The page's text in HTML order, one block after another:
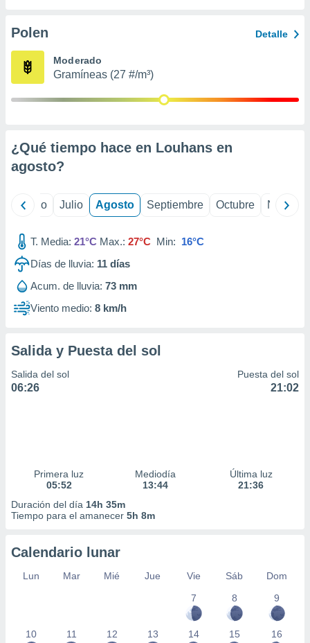
e
mediante
publicidad
publicidad
de
Polen Detalle
Moderado
Gramíneas (27 #/m³)
¿Qué tiempo hace en Louhans en
agosto?
Junio Julio Agosto Septiembre Octubre
T. Media: 21°C Max.: 27°C Min: 16°C
Días de lluvia: 11 días
Acum. de lluvia: 73 mm
Viento medio: 8 km/h
Salida y Puesta del sol
Salida del sol
06:26
Puesta del sol
21:02
Primera luz
05:52
Mediodía
13:44
Última luz
21:36
Duración del día 14h 35m
Tiempo para el amanecer 5h 8m
Calendario lunar
Lun Mar Mié Jue Vie Sáb
Dom
7
8 9
10 11 12 13 14 15 16